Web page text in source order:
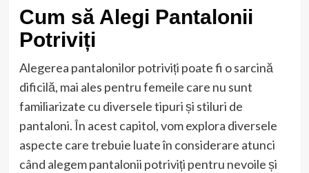
Cum să Alegi Pantalonii
Potriviți
Alegerea pantalonilor potriviți poate fi o sarcină
dificilă, mai ales pentru femeile care nu sunt
familiarizate cu diversele tipuri și stiluri de
pantaloni. În acest capitol, vom explora diversele
aspecte care trebuie luate în considerare atunci
când alegem pantalonii potriviți pentru nevoile și